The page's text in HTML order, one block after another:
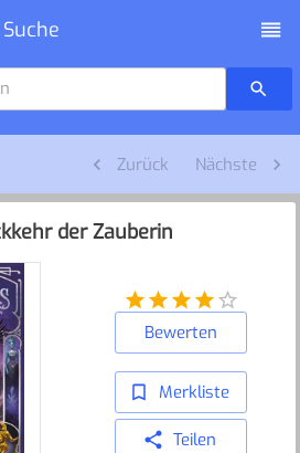
Zurück Nächste
der Zauberin
Bewerten
Merkliste
Teilen